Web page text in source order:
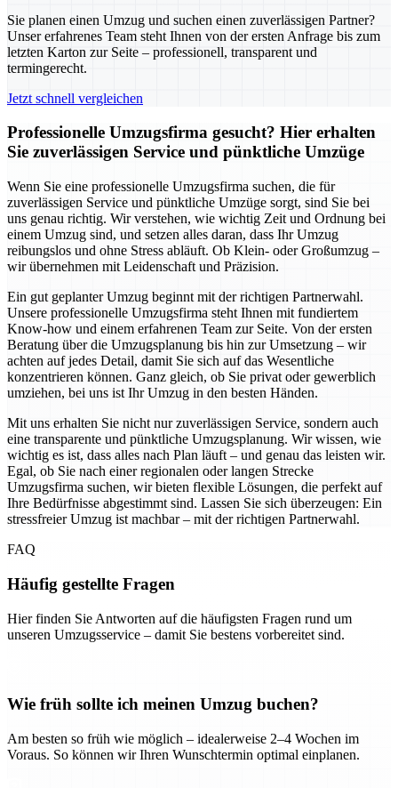
Sie planen einen Umzug und suchen einen zuverlässigen Partner?
Unser erfahrenes Team steht Ihnen von der ersten Anfrage bis zum
letzten Karton zur Seite – professionell, transparent und
termingerecht.
Jetzt schnell vergleichen
Professionelle Umzugsfirma gesucht? Hier erhalten
Sie zuverlässigen Service und pünktliche Umzüge
Wenn Sie eine professionelle Umzugsfirma suchen, die für
zuverlässigen Service und pünktliche Umzüge sorgt, sind Sie bei
uns genau richtig. Wir verstehen, wie wichtig Zeit und Ordnung bei
einem Umzug sind, und setzen alles daran, dass Ihr Umzug
reibungslos und ohne Stress abläuft. Ob Klein- oder Großumzug –
wir übernehmen mit Leidenschaft und Präzision.
Ein gut geplanter Umzug beginnt mit der richtigen Partnerwahl.
Unsere professionelle Umzugsfirma steht Ihnen mit fundiertem
Know-how und einem erfahrenen Team zur Seite. Von der ersten
Beratung über die Umzugsplanung bis hin zur Umsetzung – wir
achten auf jedes Detail, damit Sie sich auf das Wesentliche
konzentrieren können. Ganz gleich, ob Sie privat oder gewerblich
umziehen, bei uns ist Ihr Umzug in den besten Händen.
Mit uns erhalten Sie nicht nur zuverlässigen Service, sondern auch
eine transparente und pünktliche Umzugsplanung. Wir wissen, wie
wichtig es ist, dass alles nach Plan läuft – und genau das leisten wir.
Egal, ob Sie nach einer regionalen oder langen Strecke
Umzugsfirma suchen, wir bieten flexible Lösungen, die perfekt auf
Ihre Bedürfnisse abgestimmt sind. Lassen Sie sich überzeugen: Ein
stressfreier Umzug ist machbar – mit der richtigen Partnerwahl.
FAQ
Häufig gestellte Fragen
Hier finden Sie Antworten auf die häufigsten Fragen rund um
unseren Umzugsservice – damit Sie bestens vorbereitet sind.
Wie früh sollte ich meinen Umzug buchen?
Am besten so früh wie möglich – idealerweise 2–4 Wochen im
Voraus. So können wir Ihren Wunschtermin optimal einplanen.